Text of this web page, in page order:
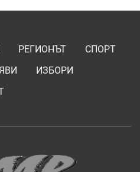
РЕГИОНЪТ
СПОРТ
ИЗБОРИ